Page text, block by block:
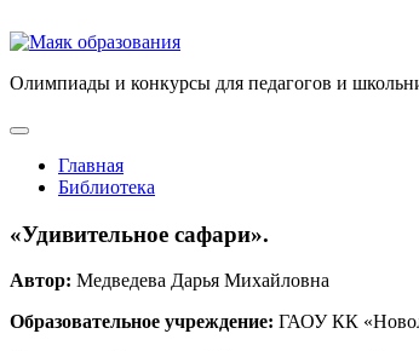
Олимпиады и конкурсы для педагогов и
Главная
Библиотека
«Удивительное сафари».
Автор: Медведева Дарья Михайловна
Образовательное учреждение: ГАОУ КК